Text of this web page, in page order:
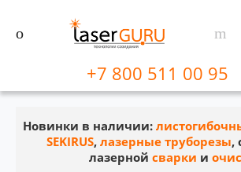
+7 800 511 00 95
Новинки в наличии:
SEKIRUS, лазерные труборезы,
лазерной сварки и